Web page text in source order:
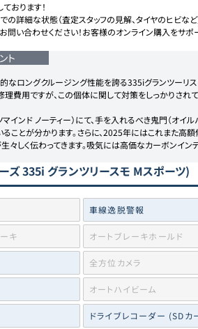
おります！
の詳細な状態（査定スタッフの見解、タイヤのヒビな
問い合わせください！お客様のオンライン購入をサポ
ト
なロングクルージング性能を誇る335iグランツーリ
理費用ですが、この個体に関して対策をしっかりされ
インド ノーティー）にて、手を入れるべき鬼門（オ
ることが分かります。さらに、2025年にはこれまた
々しく伝わってきます。吸気には高価なカーボンイ
ズ 335i グランツリースモ Mスポーツ)
車線逸脱警報
キ オートブレーキホールド
全方位カメラ
オートハイビーム
ドライブレコーダー (SDカ